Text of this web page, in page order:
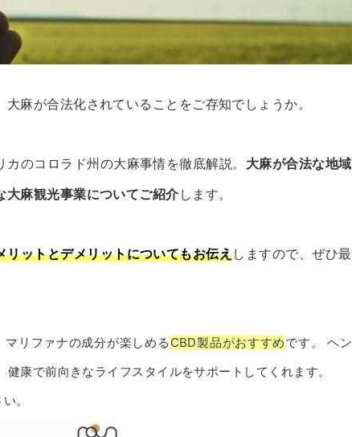
麻が合法化されていることをご存知でしょうか。
のコロラド州の大麻事情を徹底解説。 大麻が合法な地
大麻観光事業についてご紹介 します。
ットとデメリットについてもお伝えしますので、ぜひ
リファナの成分が楽しめる CBD製品がおすすめです。 ヘ
康で前向きなライフスタイルをサポートしてくれます。
。